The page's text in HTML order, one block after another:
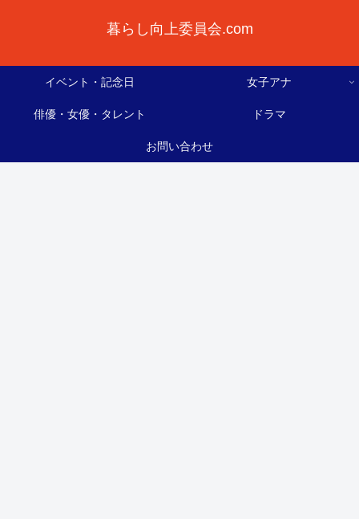
暮らし向上委員会.com
イベント・記念日 女子アナ
俳優・女優・タレント ドラマ
お問い合わせ